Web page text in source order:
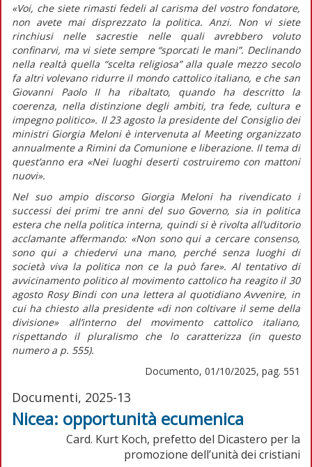
«Voi, che siete rimasti fedeli al carisma del vostro fondatore,
non avete mai disprezzato la politica. Anzi. Non vi siete
rinchiusi nelle sacrestie nelle quali avrebbero voluto
confinarvi, ma vi siete sempre “sporcati le mani”. Declinando
nella realtà quella “scelta religiosa” alla quale mezzo secolo
fa altri volevano ridurre il mondo cattolico italiano, e che san
Giovanni Paolo II ha ribaltato, quando ha descritto la
coerenza, nella distinzione degli ambiti, tra fede, cultura e
impegno politico». Il 23 agosto la presidente del Consiglio dei
ministri Giorgia Meloni è intervenuta al Meeting organizzato
annualmente a Rimini da Comunione e liberazione. Il tema di
quest’anno era «Nei luoghi deserti costruiremo con mattoni
nuovi».
Nel suo ampio discorso Giorgia Meloni ha rivendicato i
successi dei primi tre anni del suo Governo, sia in politica
estera che nella politica interna, quindi si è rivolta all’uditorio
acclamante affermando:«Non sono qui a cercare consenso,
sono qui a chiedervi una mano, perché senza luoghi di
società viva la politica non ce la può fare». Al tentativo di
avvicinamento politico al movimento cattolico ha reagito il 30
agosto Rosy Bindi con una lettera al quotidianoAvvenire, in
cui ha chiesto alla presidente«di non coltivare il seme della
divisione» all’interno del movimento cattolico italiano,
rispettando il pluralismo che lo caratterizza (inquesto
numero a p. 555).
Documento, 01/10/2025, pag. 551
Documenti, 2025-13
Nicea: opportunità ecumenica
Card. Kurt Koch, prefetto del Dicastero per la
promozione dell’unità dei cristiani